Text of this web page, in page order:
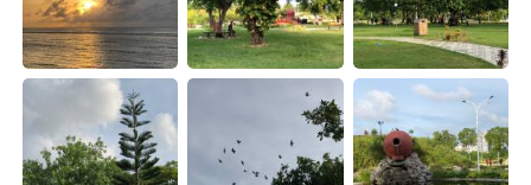
Italiano Türkçe
Português